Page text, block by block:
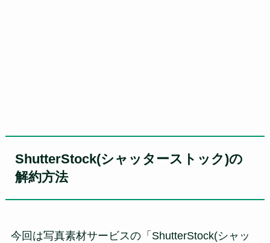
ShutterStock(シャッターストック)の
解約方法
今回は写真素材サービスの「ShutterStock(シャッ